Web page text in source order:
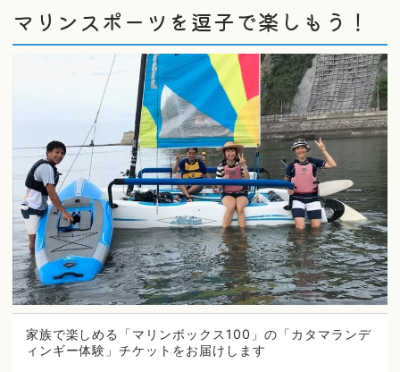
マリンスポーツを逗子で楽しもう！
家族で楽しめる「マリンボックス100」の「カタマランデ
ィンギー体験」チケットをお届けします